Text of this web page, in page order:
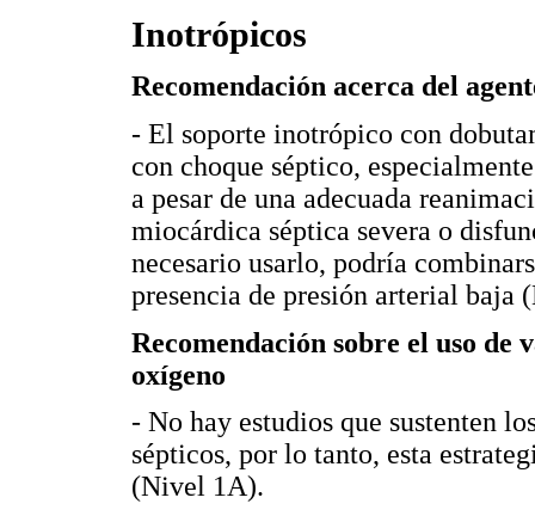
Inotrópicos
Recomendación acerca del
- El soporte inotrópico con
con choque séptico,
a pesar de una adecuada
miocárdica séptica severa o
necesario usarlo, podría
presencia de presión arterial baja
Recomendación sobre el uso de
oxígeno
- No hay estudios que sustenten
sépticos, por lo tanto, esta
(Nivel 1A).